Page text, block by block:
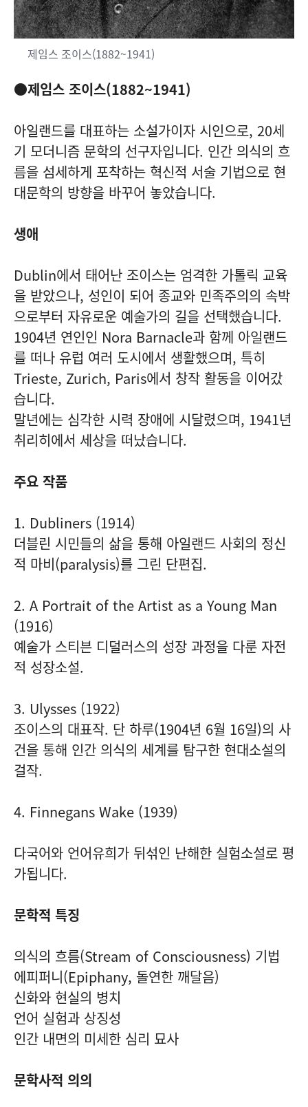
제임스 조이스(1882~1941)
●제임스 조이스(1882~1941)
아일랜드를 대표하는 소설가이자 시인으로, 20세
기 모더니즘 문학의 선구자입니다. 인간 의식의 흐
름을 섬세하게 포착하는 혁신적 서술 기법으로 현
대문학의 방향을 바꾸어 놓았습니다.
생애
Dublin에서 태어난 조이스는 엄격한 가톨릭 교육
을 받았으나, 성인이 되어 종교와 민족주의의 속박
으로부터 자유로운 예술가의 길을 선택했습니다.
1904년 연인인 Nora Barnacle과 함께 아일랜드
를 떠나 유럽 여러 도시에서 생활했으며, 특히
Trieste, Zurich, Paris에서 창작 활동을 이어갔
습니다.
말년에는 심각한 시력 장애에 시달렸으며, 1941년
취리히에서 세상을 떠났습니다.
주요 작품
1. Dubliners (1914)
더블린 시민들의 삶을 통해 아일랜드 사회의 정신
적 마비(paralysis)를 그린 단편집.
2. A Portrait of the Artist as a Young Man
(1916)
예술가 스티븐 디덜러스의 성장 과정을 다룬 자전
적 성장소설.
3. Ulysses (1922)
조이스의 대표작. 단 하루(1904년 6월 16일)의 사
건을 통해 인간 의식의 세계를 탐구한 현대소설의
걸작.
4. Finnegans Wake (1939)
다국어와 언어유희가 뒤섞인 난해한 실험소설로 평
가됩니다.
문학적 특징
의식의 흐름(Stream of Consciousness) 기법
에피퍼니(Epiphany, 돌연한 깨달음)
신화와 현실의 병치
언어 실험과 상징성
인간 내면의 미세한 심리 묘사
문학사적 의의